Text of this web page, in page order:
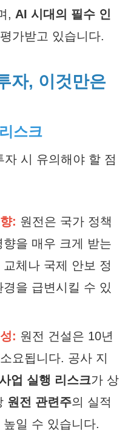
, AI 시대의 필수 인
가받고 있습니다.
자, 이것만은
스크
시 유의해야 할 점
: 원전은 국가 정책
을 매우 크게 받는
체나 국제 안보 정
을 급변시킬 수 있
: 원전 건설은 10년
요됩니다. 공사 지
사업 실행 리스크가 상
원전 관련주의 실적
일 수 있습니다.